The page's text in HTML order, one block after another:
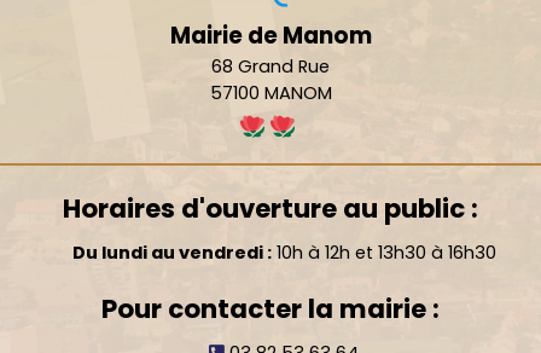
Mairie de Manom
68 Grand Rue
57100 MANOM
Horaires d'ouverture au public :
Du lundi au vendredi :10h à 12h et 13h30 à 16h30
Pour contacter la mairie :